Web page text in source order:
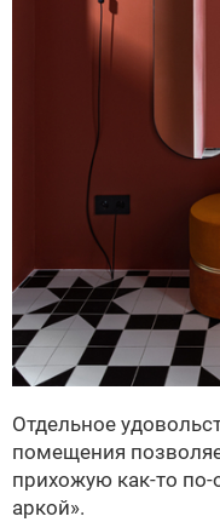
Отдельное
помещения
прихожую как-то
аркой».